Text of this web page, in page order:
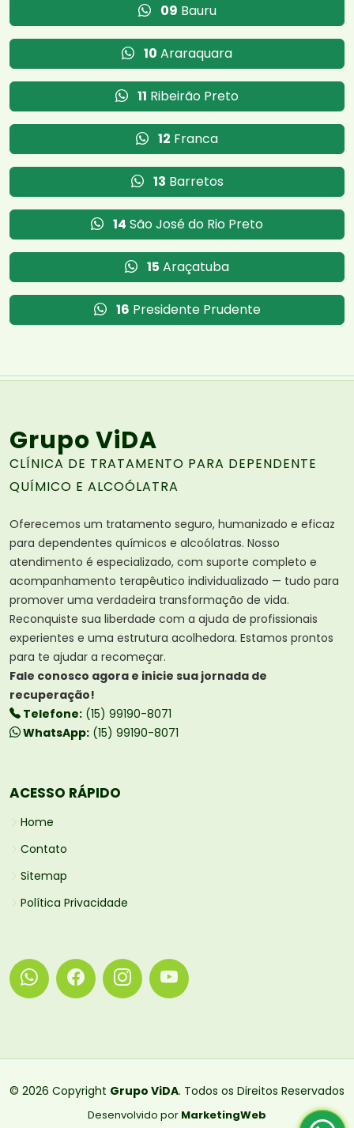
09 Bauru
10 Araraquara
11 Ribeirão Preto
12 Franca
13 Barretos
14 São José do Rio Preto
15 Araçatuba
16 Presidente Prudente
Grupo ViDA
CLÍNICA DE TRATAMENTO PARA DEPENDENTE
QUÍMICO E ALCOÓLATRA
Oferecemos um tratamento seguro, humanizado e eficaz
para dependentes químicos e alcoólatras. Nosso
atendimento é especializado, com suporte completo e
acompanhamento terapêutico individualizado — tudo para
promover uma verdadeira transformação de vida.
Reconquiste sua liberdade com a ajuda de profissionais
experientes e uma estrutura acolhedora. Estamos prontos
para te ajudar a recomeçar.
Fale conosco agora e inicie sua jornada de
recuperação!
Telefone: (15) 99190-8071
WhatsApp: (15) 99190-8071
ACESSO RÁPIDO
Home
Contato
Sitemap
Política Privacidade
© 2026 Copyright Grupo ViDA. Todos os Direitos Reservados
Desenvolvido por MarketingWeb